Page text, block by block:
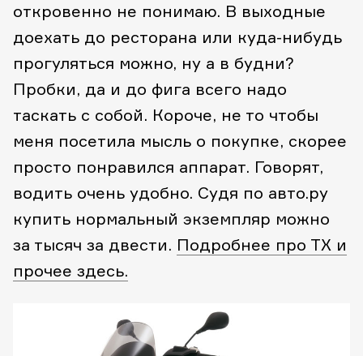
откровенно не понимаю. В выходные
доехать до ресторана или куда-нибудь
прогуляться можно, ну а в будни?
Пробки, да и до фига всего надо
таскать с собой. Короче, не то чтобы
меня посетила мысль о покупке, скорее
просто понравился аппарат. Говорят,
водить очень удобно. Судя по авто.ру
купить нормальный экземпляр можно
за тысяч за двести. Подробнее про ТХ и
прочее здесь.